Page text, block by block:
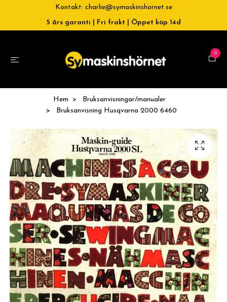
Kontakt: charlie@symaskinshornet.se
5 års garanti | Fri frakt | Öppet köp 14d
0
Hem
Bruksanvisningar/manualer
Bruksanvisning Husqvarna 2000 6460